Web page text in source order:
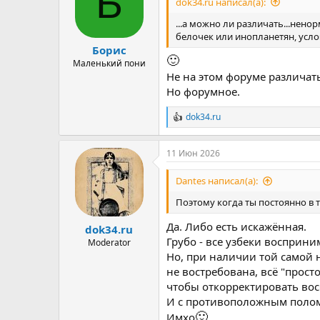
Разумеется, можно сказать:
все трансгендерные люди» и
В конечном счёте всё это
пытаться это изменить в
откуда берутся эти
Как говорил один древний
концов божественные
замыслы. Шрамы могут быть
нашей матери, тёти, сестры,
ветра, снега или бури — мы
другое божество.
Борис
Маленький пони
...а можно ли
белочек или инопланетян,
🙂
Не на этом форуме
Но форумное.
Р
е
а
к
ц
и
dok34.ru
dok34.ru
Moderator
11 Июн 2026
Dantes написал(а):
Поэтому когда ты постоянно в
Да. Либо есть искажённая.
Грубо - все узбеки
Но, при наличии той самой
не востребована, всё
чтобы откорректировать
И с противоположным
Имхо🙂